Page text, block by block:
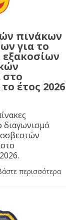
πινάκων
για το
στο
έτος 2026
διαγωνισμό
περισσότερα